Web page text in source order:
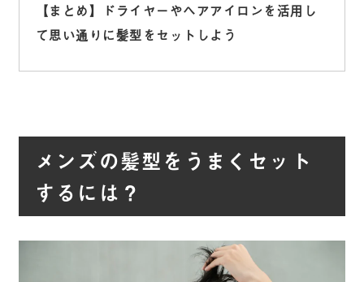
【まとめ】ドライヤーやヘアアイロンを活用し
て思い通りに髪型をセットしよう
メンズの髪型をうまくセット
するには？